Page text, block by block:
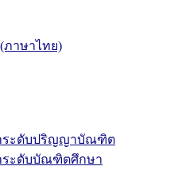
ภาษาไทย)
ระดับปริญญาบัณฑิต
ระดับบัณฑิตศึกษา